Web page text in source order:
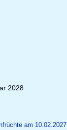
2028
am 10.02.2027